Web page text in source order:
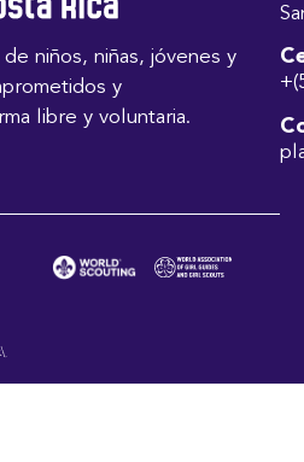
de niños, niñas, jóvenes y
y
libre y voluntaria.